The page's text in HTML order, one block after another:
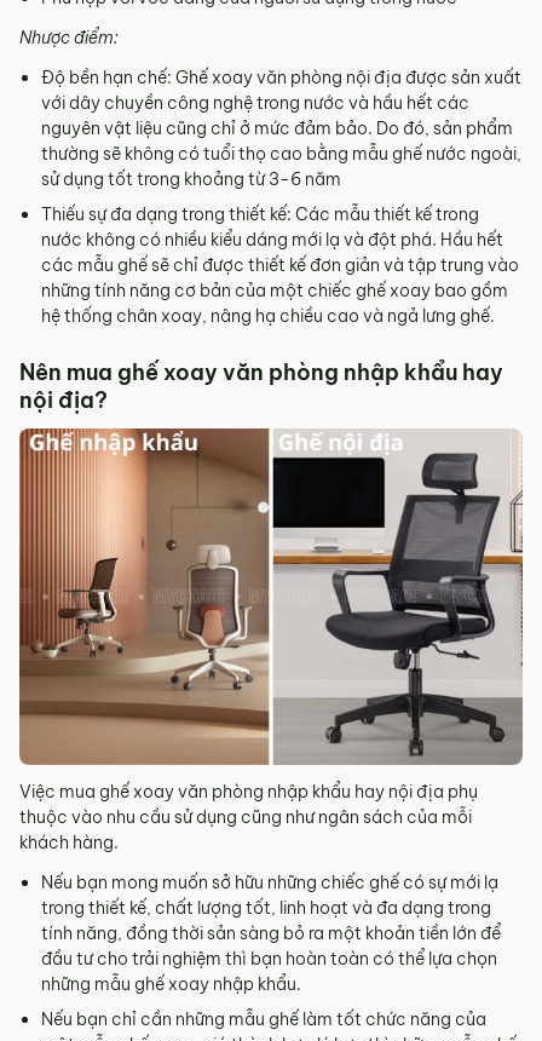
Nhược điểm:
Độ bền hạn chế: Ghế xoay văn phòng nội địa được sản xuất
với dây chuyền công nghệ trong nước và hầu hết các
nguyên vật liệu cũng chỉ ở mức đảm bảo. Do đó, sản phẩm
thường sẽ không có tuổi thọ cao bằng mẫu ghế nước ngoài,
sử dụng tốt trong khoảng từ 3-6 năm
Thiếu sự đa dạng trong thiết kế: Các mẫu thiết kế trong
nước không có nhiều kiểu dáng mới lạ và đột phá. Hầu hết
các mẫu ghế sẽ chỉ được thiết kế đơn giản và tập trung vào
những tính năng cơ bản của một chiếc ghế xoay bao gồm
hệ thống chân xoay, nâng hạ chiều cao và ngả lưng ghế.
Nên mua ghế xoay văn phòng nhập khẩu hay
nội địa?
Việc mua ghế xoay văn phòng nhập khẩu hay nội địa phụ
thuộc vào nhu cầu sử dụng cũng như ngân sách của mỗi
khách hàng.
Nếu bạn mong muốn sở hữu những chiếc ghế có sự mới lạ
trong thiết kế, chất lượng tốt, linh hoạt và đa dạng trong
tính năng, đồng thời sản sàng bỏ ra một khoản tiền lớn để
đầu tư cho trải nghiệm thì bạn hoàn toàn có thể lựa chọn
những mẫu ghế xoay nhập khẩu.
Nếu bạn chỉ cần những mẫu ghế làm tốt chức năng của